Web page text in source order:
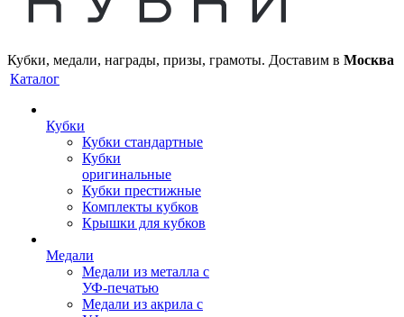
Кубки, медали, награды, призы, грамоты. Доставим в Москва
Каталог
Кубки
Кубки стандартные
Кубки
оригинальные
Кубки престижные
Комплекты кубков
Крышки для кубков
Медали
Медали из металла с
УФ-печатью
Медали из акрила с